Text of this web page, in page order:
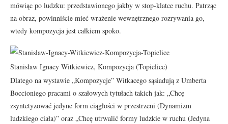
mówiąc po ludzku: przedstawionego jakby w stop-klatce ruchu. Patrząc
na obraz, powinniście mieć wrażenie wewnętrznego rozrywania go,
wtedy kompozycja jest całkiem spoko.
Stanisław Ignacy Witkiewicz, Kompozycja (Topielice)
Dlatego na wystawie „Kompozycje” Witkacego sąsiadują z Umberta
Boccioniego pracami o szałowych tytułach takich jak: „Chcę
zsyntetyzować jedyne form ciągłości w przestrzeni (Dynamizm
ludzkiego ciała)” oraz „Chcę utrwalić formy ludzkie w ruchu (Jedyna